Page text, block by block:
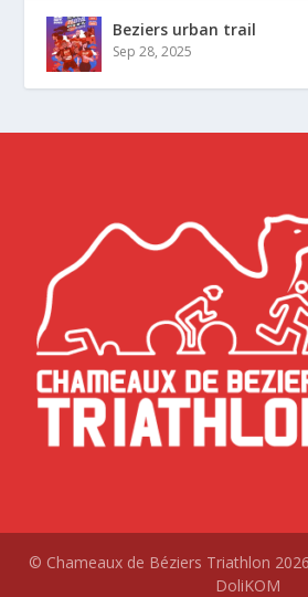
Beziers urban trail
Sep 28, 2025
© Chameaux de Béziers Triathlon
DoliKOM